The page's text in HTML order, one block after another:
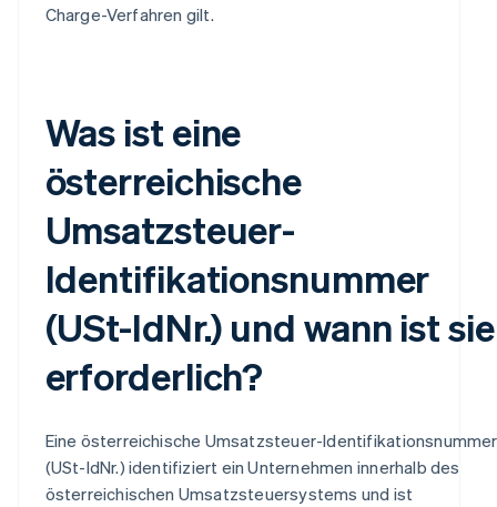
Charge-Verfahren gilt.
Was ist eine
österreichische
Umsatzsteuer-
Identifikationsnummer
(USt-IdNr.) und wann ist sie
erforderlich?
Eine österreichische Umsatzsteuer-Identifikationsnummer
(USt-IdNr.) identifiziert ein Unternehmen innerhalb des
österreichischen Umsatzsteuersystems und ist